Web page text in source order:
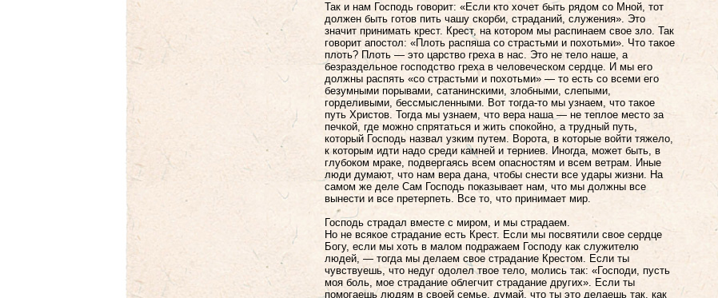
Так и нам Господь говорит: «Если кто хочет быть рядом со Мной, тот
должен быть готов пить чашу скорби, страданий, служения». Это
значит принимать крест. Крест, на котором мы распинаем свое зло. Так
говорит апостол: «Плоть распяша со страстьми и похотьми». Что такое
плоть? Плоть — это царство греха в нас. Это не тело наше, а
безраздельное господство греха в человеческом сердце. И мы его
должны распять «со страстьми и похотьми» — то есть со всеми его
безумными порывами, сатанинскими, злобными, слепыми,
горделивыми, бессмысленными. Вот тогда-то мы узнаем, что такое
путь Христов. Тогда мы узнаем, что вера наша — не теплое место за
печкой, где можно спрятаться и жить спокойно, а трудный путь,
который Господь назвал узким путем. Ворота, в которые войти тяжело,
к которым идти надо среди камней и терниев. Иногда, может быть, в
глубоком мраке, подвергаясь всем опасностям и всем ветрам. Иные
люди думают, что нам вера дана, чтобы снести все удары жизни. На
самом же деле Сам Господь показывает нам, что мы должны все
вынести и все претерпеть. Все то, что принимает мир.
Господь страдал вместе с миром, и мы страдаем.
Но не всякое страдание есть Крест. Если мы посвятили свое сердце
Богу, если мы хоть в малом подражаем Господу как служителю
людей, — тогда мы делаем свое страдание Крестом. Если ты
чувствуешь, что недуг одолел твое тело, молись так: «Господи, пусть
моя боль, мое страдание облегчит страдание других». Если ты
помогаешь людям в своей семье, думай, что ты это делаешь так, как